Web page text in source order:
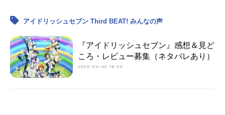
アイドリッシュセブン Third BEAT! みんなの声
『アイドリッシュセブン』感想＆見ど
ころ・レビュー募集（ネタバレあり）
2020-04-02 18:03